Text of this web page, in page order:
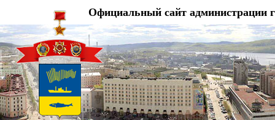
Официальный сайт администрации